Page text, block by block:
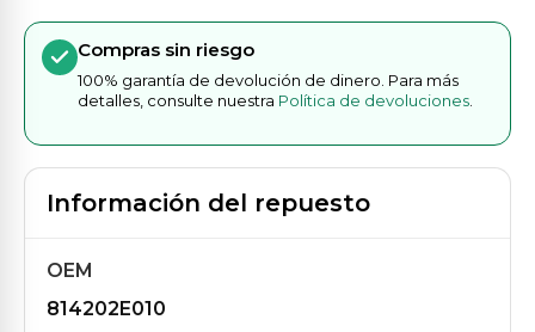
Compras sin riesgo
100% garantía de devolución de dinero. Para más
detalles, consulte nuestra Política de devoluciones
Información del repuesto
OEM
814202E010